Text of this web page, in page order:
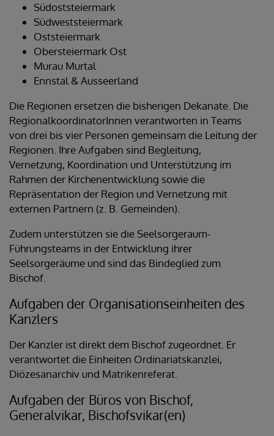
Südoststeiermark
Südweststeiermark
Oststeiermark
Obersteiermark Ost
Murau Murtal
Ennstal & Ausseerland
Die Regionen ersetzen die bisherigen Dekanate. Die
RegionalkoordinatorInnen verantworten in Teams
von drei bis vier Personen gemeinsam die Leitung der
Regionen. Ihre Aufgaben sind Begleitung,
Vernetzung, Koordination und Unterstützung im
Rahmen der Kirchenentwicklung sowie die
Repräsentation der Region und Vernetzung mit
externen Partnern (z. B. Gemeinden).
Zudem unterstützen sie die Seelsorgeraum-
Führungsteams in der Entwicklung ihrer
Seelsorgeräume und sind das Bindeglied zum
Bischof.
Aufgaben der Organisationseinheiten des
Kanzlers
Der Kanzler ist direkt dem Bischof zugeordnet. Er
verantwortet die Einheiten Ordinariatskanzlei,
Diözesanarchiv und Matrikenreferat.
Aufgaben der Büros von Bischof,
Generalvikar, Bischofsvikar(en)